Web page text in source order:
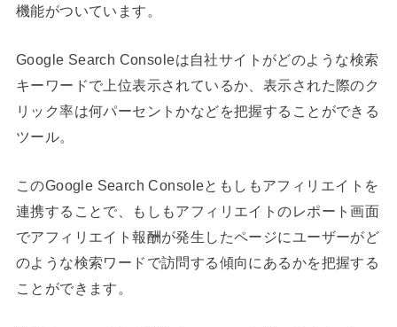
機能がついています。
Google Search Consoleは自社サイトがどのような検索
キーワードで上位表示されているか、表示された際のク
リック率は何パーセントかなどを把握することができる
ツール。
このGoogle Search Consoleともしもアフィリエイトを
連携することで、もしもアフィリエイトのレポート画面
でアフィリエイト報酬が発生したページにユーザーがど
のような検索ワードで訪問する傾向にあるかを把握する
ことができます。